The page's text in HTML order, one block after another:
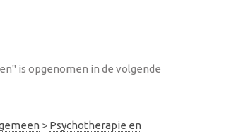
is opgenomen in de volgende
> Psychotherapie en